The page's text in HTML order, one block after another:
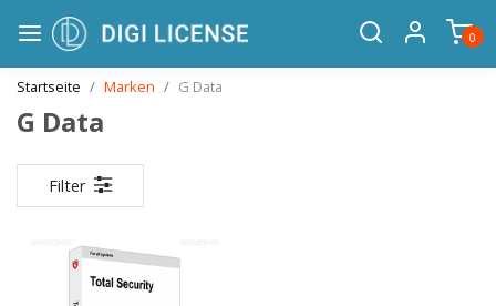
0
Startseite Marken G Data
G Data
Filter